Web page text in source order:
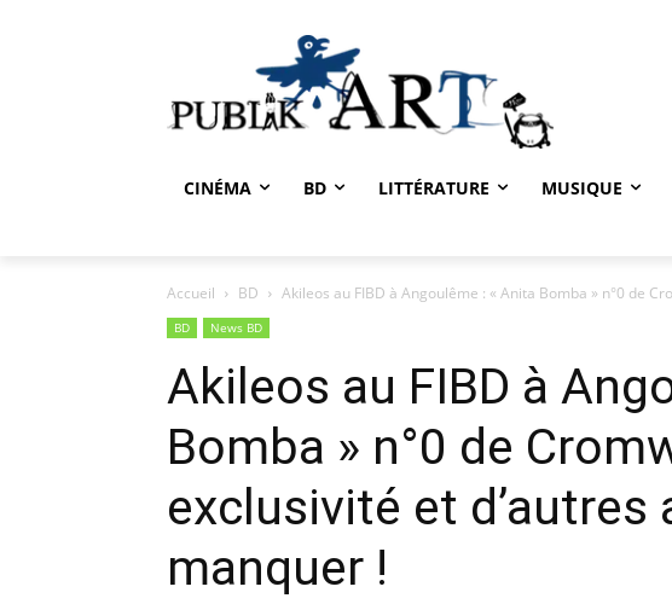
CINÉMA BD LITTÉRATURE MUSIQUE
Accueil BD Akileos au FIBD à Angoulême : « Anita Bomba » n°0 de
BD News BD
Akileos au FIBD à
Bomba » n°0 de
exclusivité et d’autres
manquer !